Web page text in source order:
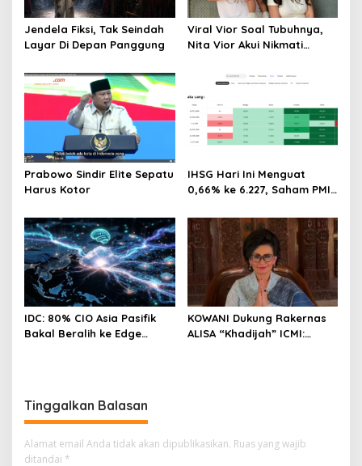
Jendela Fiksi, Tak Seindah
Layar Di Depan Panggung
Viral Vior Soal Tubuhnya,
Nita Vior Akui Nikmati
Prabowo Sindir Elite Sepatu
Harus Kotor
IHSG Hari Ini Menguat
0,66% ke 6.227, Saham PMII,
28%! Ini Daftar Saham
Paling Cuan & Volume
Tertinggi 31 Juli 2026
IDC: 80% CIO Asia Pasifik
Bakal Beralih ke Edge
KOWANI Dukung Rakernas
ALISA “Khadijah” ICMI:
Tinggalkan Balasan
Alamat email Anda tidak akan dipublikasikan. Ruas yang wajib
ditandai *